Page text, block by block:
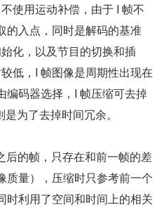
使用运动补偿，由于 I 帧不
的入点，同时是解码的基准
化，以及节目的切换和插
低，I 帧图像是周期性出现在
编码器选择，I 帧压缩可去掉
为了去掉时间冗余。
后的帧，只存在和前一帧的差
质量），压缩时只参考前一个
时利用了空间和时间上的相关